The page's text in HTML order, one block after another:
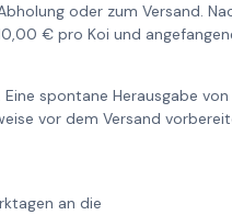
oder zum Versand.
€ pro Koi und
spontane Herausgabe von
vor dem Versand
an die